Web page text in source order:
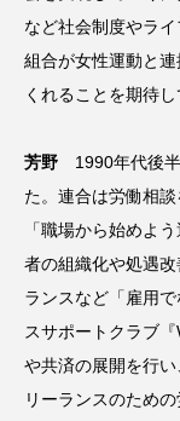
など社会制度やラ
組合が女性運動と
くれることを期待し
芳野 1990年代後半
た。連合は労働相
「職場から始めよ
者の組織化や処遇
ランスなど「雇用
スサポートクラブ
や共済の展開を行
リーランスのため